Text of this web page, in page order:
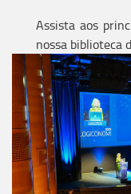
Assista aos
nossa biblioteca